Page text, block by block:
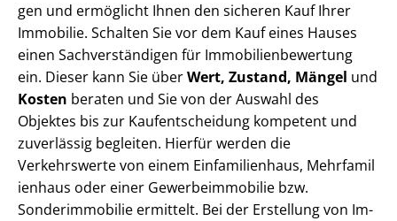
gen und ermöglicht Ihnen den sicheren Kauf Ihrer
Immobilie. Schalten Sie vor dem Kauf eines Hauses
einen Sach­ver­stän­di­gen für Im­mo­bi­li­en­be­wer­tung
ein. Dieser kann Sie überWert, Zustand, Mängel und
Kosten beraten und Sie von der Auswahl des
Objektes bis zur Kauf­ent­schei­dung kompetent und
zuverlässig begleiten. Hierfür werden die
Verkehrswerte von einem Einfamilienhaus, Mehr­fa­mi­l
i­en­haus oder einer Ge­wer­be­im­mo­bi­lie bzw.
Sonderimmobilie ermittelt. Bei der Erstellung von Im­